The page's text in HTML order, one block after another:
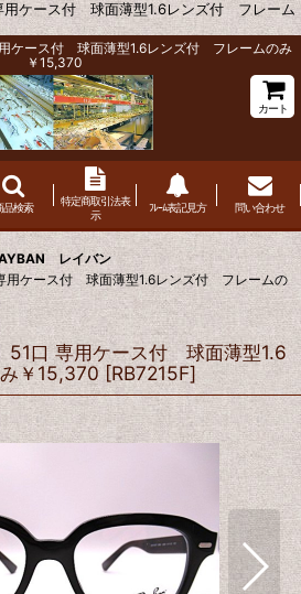
ケース付 球面薄型1.6レンズ付 フレーム
ケース付 球面薄型1.6レンズ付 フレームのみ
￥15,370
カート
品検索
特定商取引法表
示
ﾌﾚｰﾑ表記見方 問い合わせ
レイバン
ケース付 球面薄型1.6レンズ付 フレームの
口 専用ケース付 球面薄型1.6
￥15,370 [RB7215F]